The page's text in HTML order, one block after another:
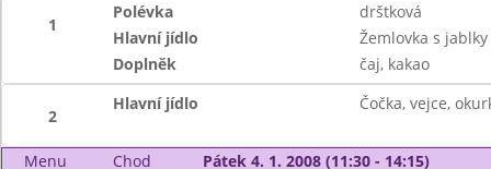
1
Polévka
drštková
Hlavní jídlo
Žemlovka s
Doplněk
čaj, kakao
2
Hlavní jídlo Čočka, vejce,
Menu Chod Pátek 4. 1. 2008 (11:30 - 14:15)